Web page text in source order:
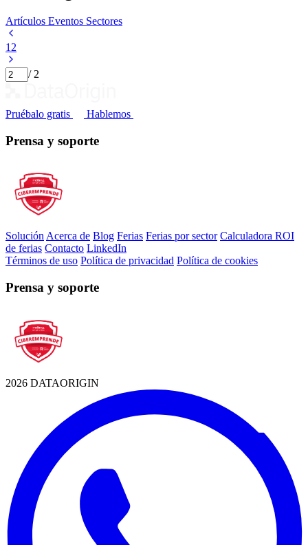
Artículos Eventos Eventos del mes
Sectores
1 2
/ 2
Pruébalo gratis Hablemos
Prensa y soporte
Solución Acerca de Blog Ferias Ferias por sector Calculadora ROI
de ferias Contacto LinkedIn
Términos de uso Política de privacidad Política de cookies
Prensa y soporte
2026 DATAORIGIN